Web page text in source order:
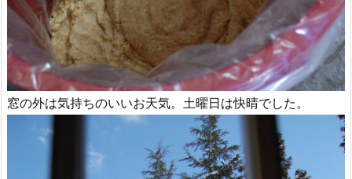
窓の外は気持ちのいいお天気。土曜日は快晴でした。